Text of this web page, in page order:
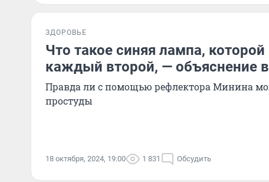
ЗДОРОВЬЕ
Что такое синяя лампа,
каждый второй, — объяснение
Правда ли с помощью рефлектора Минина
простуды
18 октября, 2024, 19:00 1 831 Обсудить